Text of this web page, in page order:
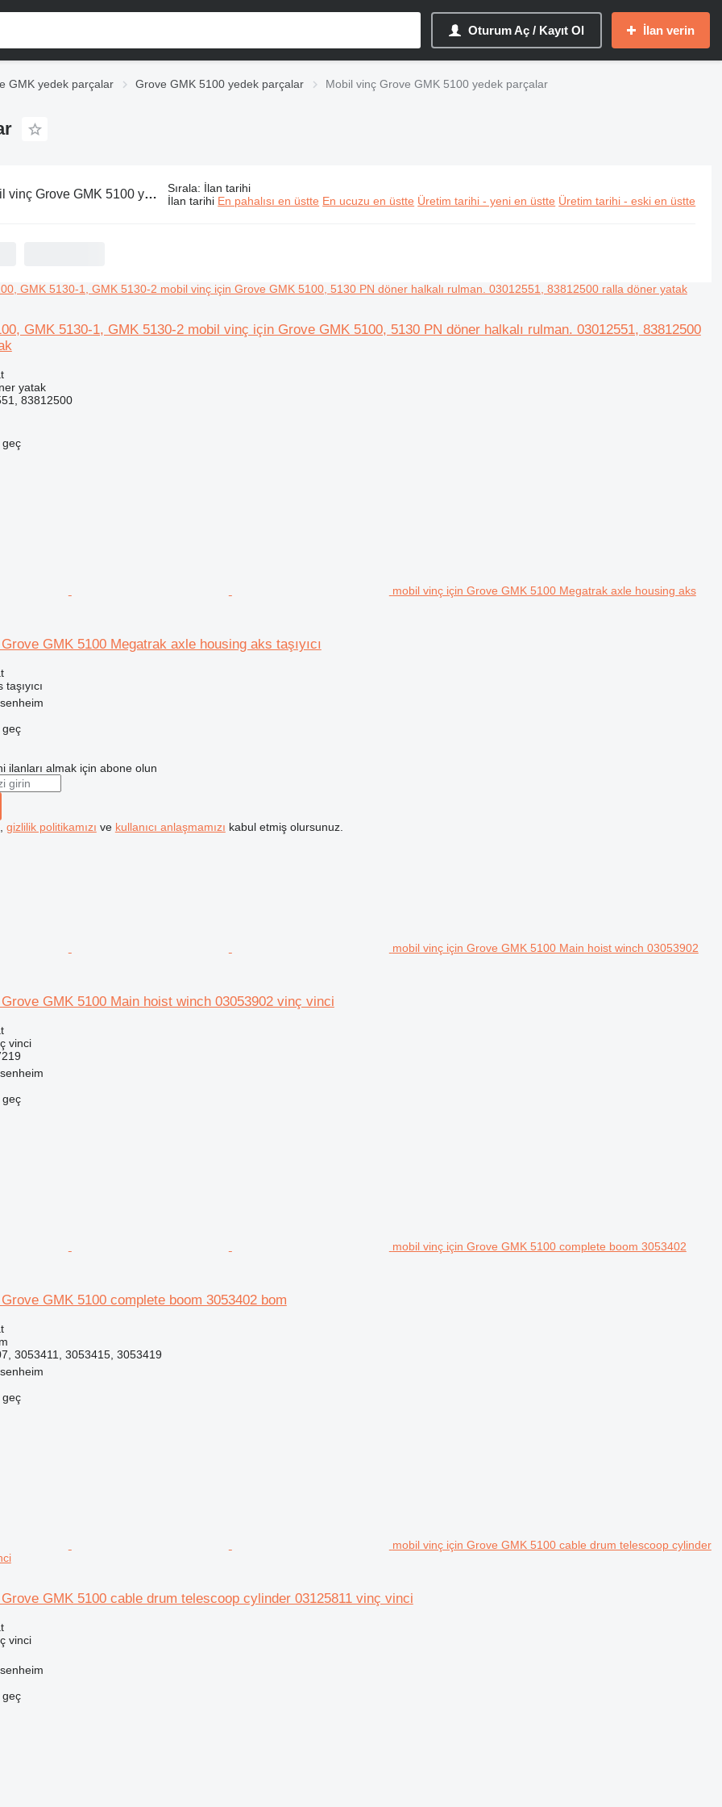
Oturum Aç / Kayıt Ol İlan verin
GMK yedek parçalar Grove GMK 5100 yedek parçalar Mobil vinç Grove GMK 5100 yedek parçalar
Grove GMK 5100 yedek parçalar Sırala: İlan tarihi
İlan tarihi En pahalısı en üstte En ucuzu en üstte Üretim tarihi - yeni en üstte Üretim tarihi - eski en üstte
GMK 5130-1, GMK 5130-2 mobil vinç için Grove GMK 5100, 5130 PN döner halkalı rulman. 03012551, 83812500
yatak
83812500
geç
mobil vinç için Grove GMK 5100 Megatrak axle housing aks
GMK 5100 Megatrak axle housing aks taşıyıcı
geç
ilanları almak için abone olun
gizlilik politikamızı ve kullanıcı anlaşmamızı kabul etmiş olursunuz.
mobil vinç için Grove GMK 5100 Main hoist winch 03053902
GMK 5100 Main hoist winch 03053902 vinç vinci
vinci
geç
mobil vinç için Grove GMK 5100 complete boom 3053402
GMK 5100 complete boom 3053402 bom
3053411, 3053415, 3053419
geç
mobil vinç için Grove GMK 5100 cable drum telescoop cylinder
GMK 5100 cable drum telescoop cylinder 03125811 vinç vinci
vinci
geç